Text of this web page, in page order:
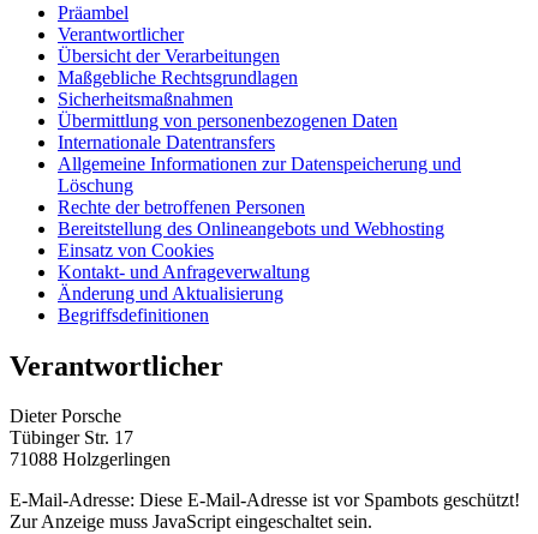
Präambel
Verantwortlicher
Übersicht der Verarbeitungen
Maßgebliche Rechtsgrundlagen
Sicherheitsmaßnahmen
Übermittlung von personenbezogenen Daten
Internationale Datentransfers
Allgemeine Informationen zur Datenspeicherung und
Löschung
Rechte der betroffenen Personen
Bereitstellung des Onlineangebots und Webhosting
Einsatz von Cookies
Kontakt- und Anfrageverwaltung
Änderung und Aktualisierung
Begriffsdefinitionen
Verantwortlicher
Dieter Porsche
Tübinger Str. 17
71088 Holzgerlingen
E-Mail-Adresse: Diese E-Mail-Adresse ist vor Spambots geschützt!
Zur Anzeige muss JavaScript eingeschaltet sein.